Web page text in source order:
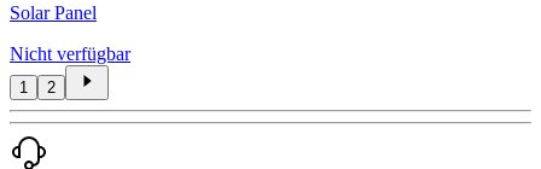
Solar Panel
Nicht verfügbar
1 2